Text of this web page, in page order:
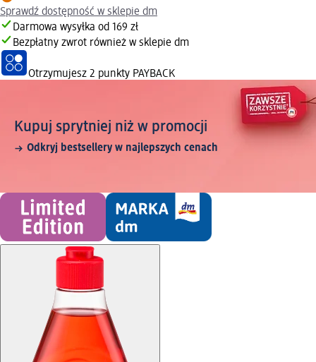
Sprawdź dostępność w sklepie dm
Darmowa wysyłka od 169 zł
Bezpłatny zwrot również w sklepie dm
Otrzymujesz 2 punkty PAYBACK
Kupuj sprytniej niż w promocji
Odkryj bestsellery w najlepszych cenach